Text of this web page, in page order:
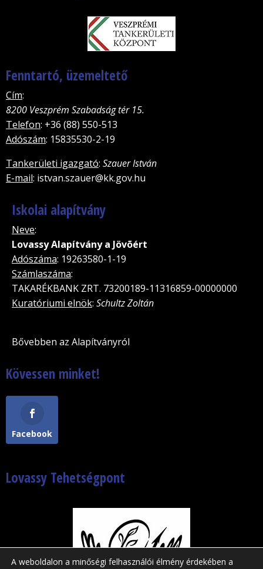
Fenntartó, üzemeltető
Cím:
8200 Veszprém Szabadság tér 15.
Telefon: +36 (88) 550-513
Adószám: 15835530-2-19
Tankerületi igazgató: Szauer István
E-mail: istvan.szauer@kk.gov.hu
Iskolai alapítvány
Neve:
Lovassy Alapítvány a Jövõért
Adószáma: 19263580-1-19
Számlaszáma:
TAKARÉKBANK ZRT. 73200189-11316859-00000000
Kuratóriumi elnök: Schultz Zoltán
Bővebben az Alapítványról
Kövessen minket!
Facebook
Lovassy Tehetségpont
A weboldalon a minőségi felhasználói élmény érdekében a